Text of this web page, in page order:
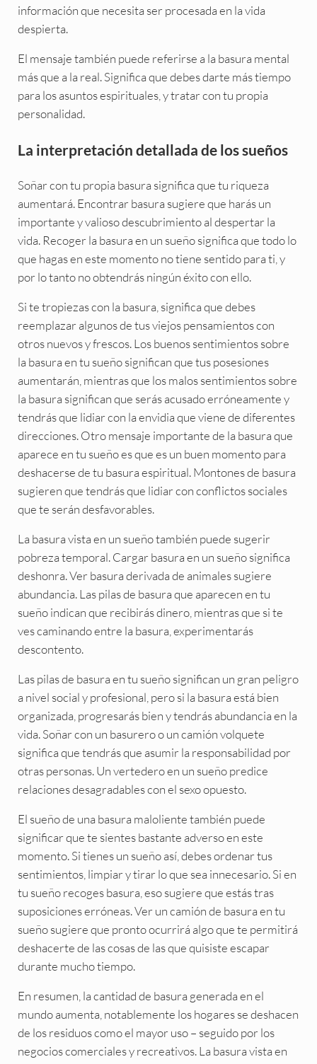
información que necesita ser procesada en la vida
despierta.
El mensaje también puede referirse a la basura mental
más que a la real. Significa que debes darte más tiempo
para los asuntos espirituales, y tratar con tu propia
personalidad.
La interpretación detallada de los sueños
Soñar con tu propia basura significa que tu riqueza
aumentará. Encontrar basura sugiere que harás un
importante y valioso descubrimiento al despertar la
vida. Recoger la basura en un sueño significa que todo lo
que hagas en este momento no tiene sentido para ti, y
por lo tanto no obtendrás ningún éxito con ello.
Si te tropiezas con la basura, significa que debes
reemplazar algunos de tus viejos pensamientos con
otros nuevos y frescos. Los buenos sentimientos sobre
la basura en tu sueño significan que tus posesiones
aumentarán, mientras que los malos sentimientos sobre
la basura significan que serás acusado erróneamente y
tendrás que lidiar con la envidia que viene de diferentes
direcciones. Otro mensaje importante de la basura que
aparece en tu sueño es que es un buen momento para
deshacerse de tu basura espiritual. Montones de basura
sugieren que tendrás que lidiar con conflictos sociales
que te serán desfavorables.
La basura vista en un sueño también puede sugerir
pobreza temporal. Cargar basura en un sueño significa
deshonra. Ver basura derivada de animales sugiere
abundancia. Las pilas de basura que aparecen en tu
sueño indican que recibirás dinero, mientras que si te
ves caminando entre la basura, experimentarás
descontento.
Las pilas de basura en tu sueño significan un gran peligro
a nivel social y profesional, pero si la basura está bien
organizada, progresarás bien y tendrás abundancia en la
vida. Soñar con un basurero o un camión volquete
significa que tendrás que asumir la responsabilidad por
otras personas. Un vertedero en un sueño predice
relaciones desagradables con el sexo opuesto.
El sueño de una basura maloliente también puede
significar que te sientes bastante adverso en este
momento. Si tienes un sueño así, debes ordenar tus
sentimientos, limpiar y tirar lo que sea innecesario. Si en
tu sueño recoges basura, eso sugiere que estás tras
suposiciones erróneas. Ver un camión de basura en tu
sueño sugiere que pronto ocurrirá algo que te permitirá
deshacerte de las cosas de las que quisiste escapar
durante mucho tiempo.
En resumen, la cantidad de basura generada en el
mundo aumenta, notablemente los hogares se deshacen
de los residuos como el mayor uso – seguido por los
negocios comerciales y recreativos. La basura vista en